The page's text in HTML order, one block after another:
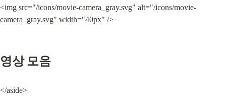
<img src="/icons/movie-camera_gray.svg" alt="/icons/movie-
camera_gray.svg" width="40px" />
영상 모음
</aside>